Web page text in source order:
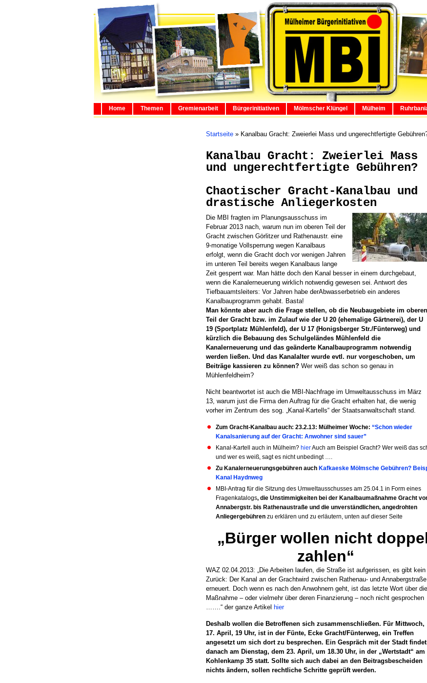
Home Themen Gremienarbeit Bürgerinitiativen Mölmscher Klüngel Mülheim
Startseite » Kanalbau Gracht: Zweierlei Mass und ungerechtfertigte
Kanalbau Gracht: Zweierlei Mass
und ungerechtfertigte Gebühren?
Chaotischer Gracht-Kanalbau und
drastische Anliegerkosten
Die MBI fragten im Planungsausschuss im
Februar 2013 nach, warum nun im oberen Teil der
Gracht zwischen Görlitzer und Rathenaustr. eine
9-monatige Vollsperrung wegen Kanalbaus
erfolgt, wenn die Gracht doch vor wenigen Jahren
im unteren Teil bereits wegen Kanalbaus lange
Zeit gesperrt war. Man hätte doch den Kanal besser in einem durchgebaut,
wenn die Kanalerneuerung wirklich notwendig gewesen sei. Antwort des
Tiefbauamtsleiters: Vor Jahren habe derAbwasserbetrieb ein anderes
Kanalbauprogramm gehabt. Basta!
Man könnte aber auch die Frage stellen, ob die Neubaugebiete im oberen
Teil der Gracht bzw. im Zulauf wie der U 20 (ehemalige Gärtnerei), der U
19 (Sportplatz Mühlenfeld), der U 17 (Honigsberger Str./Fünterweg) und
kürzlich die Bebauung des Schulgeländes Mühlenfeld die
Kanalerneuerung und das geänderte Kanalbauprogramm notwendig
werden ließen. Und das Kanalalter wurde evtl. nur vorgeschoben, um
Beiträge kassieren zu können? Wer weiß das schon so genau in
Mühlenfeldheim?
Nicht beantwortet ist auch die MBI-Nachfrage im Umweltausschuss im März
13, warum just die Firma den Auftrag für die Gracht erhalten hat, die wenig
vorher im Zentrum des sog. „Kanal-Kartells“ der Staatsanwaltschaft stand.
Zum Gracht-Kanalbau auch: 23.2.13: Mülheimer Woche: “Schon wieder
Kanalsanierung auf der Gracht: Anwohner sind sauer”
Kanal-Kartell auch in Mülheim? hierAuch am Beispiel Gracht? Wer weiß das
und wer es weiß, sagt es nicht unbedingt ….
Zu Kanalerneuerungsgebühren auch Kafkaeske Mölmsche Gebühren?
Kanal Haydnweg
MBI-Antrag für die Sitzung des Umweltausschusses am 25.04.1 in Form eines
Fragenkatalogs, die Unstimmigkeiten bei der Kanalbaumaßnahme Gracht
Annabergstr. bis Rathenaustraße und die unverständlichen, angedrohten
Anliegergebühren zu erklären und zu erläutern, unten auf dieser Seite
„Bürger wollen nicht
zahlen“
WAZ 02.04.2013: „Die Arbeiten laufen, die Straße ist aufgerissen, es gibt kein
Zurück: Der Kanal an der Grachtwird zwischen Rathenau- und Annabergstraße
erneuert. Doch wenn es nach den Anwohnern geht, ist das letzte Wort über die
Maßnahme – oder vielmehr über deren Finanzierung – noch nicht gesprochen
…….“ der ganze Artikel hier
Deshalb wollen die Betroffenen sich zusammenschließen. Für Mittwoch,
17. April, 19 Uhr, ist in der Fünte, Ecke Gracht/Fünterweg, ein Treffen
angesetzt um sich dort zu besprechen. Ein Gespräch mit der Stadt findet
danach am Dienstag, dem 23. April, um 18.30 Uhr, in der „Wertstadt“ am
Kohlenkamp 35 statt. Sollte sich auch dabei an den Beitragsbescheiden
nichts ändern, sollen rechtliche Schritte geprüft werden.